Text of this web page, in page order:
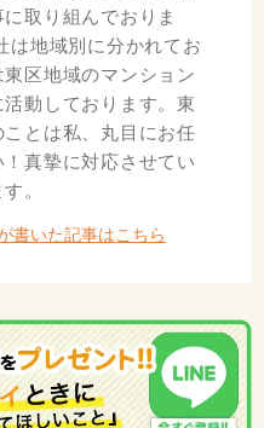
取り組んでおりま
は地域別に分かれてお
東区地域のマンション
活動しております。東
ことは私、丸目にお任
真摯に対応させてい
。
書いた記事はこちら